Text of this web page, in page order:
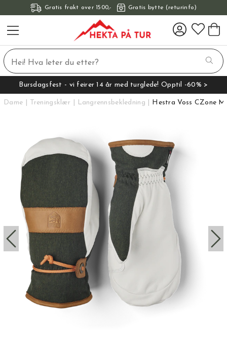
Gratis frakt over 1500,- Gratis bytte (returinfo)
Bursdagsfest - vi feirer 14 år med turglede! Opptil -60% >
Dame Treningsklær Langrennsbekledning Hestra Voss CZone